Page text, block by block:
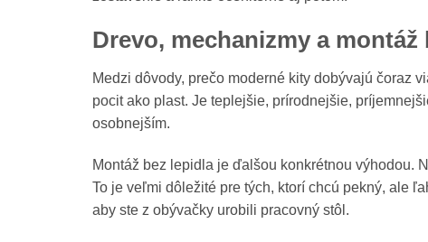
Drevo, mechanizmy a montáž
Medzi dôvody, prečo moderné kity dobývajú čoraz
pocit ako plast. Je teplejšie, prírodnejšie,
osobnejším.
Montáž bez lepidla je ďalšou konkrétnou výhodou.
To je veľmi dôležité pre tých, ktorí chcú pekný, ale
aby ste z obývačky urobili pracovný stôl.